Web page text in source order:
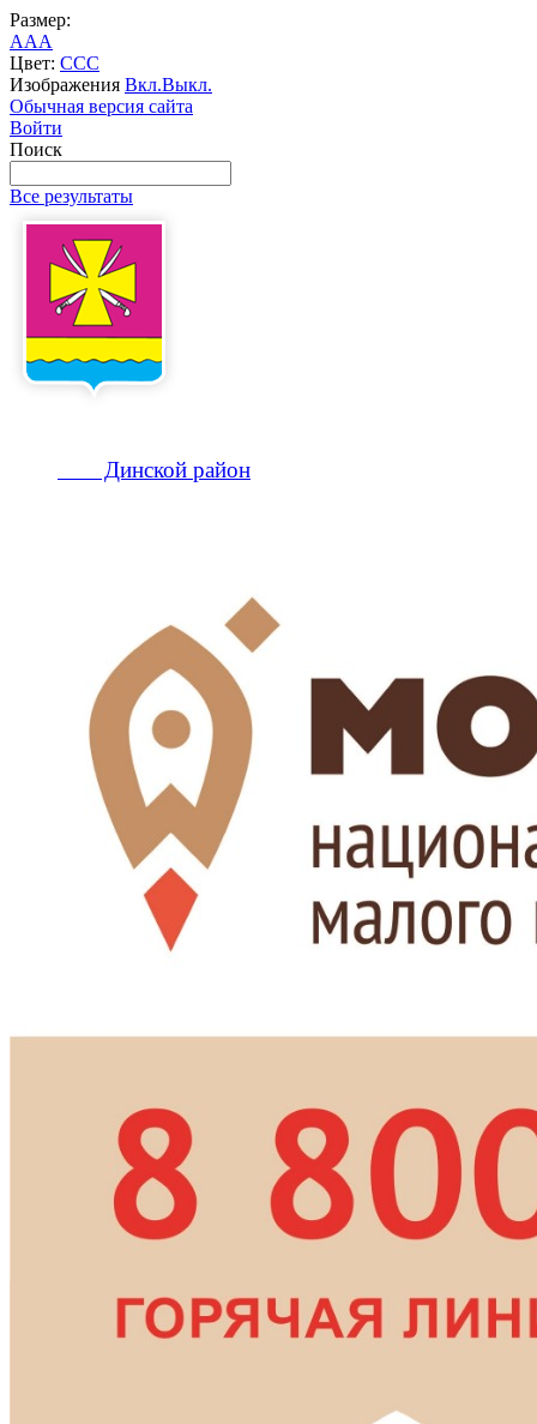
Размер:
AAA
Цвет: CCC
Изображения Вкл.Выкл.
Обычная версия сайта
Войти
Поиск
Все результаты
Динской район